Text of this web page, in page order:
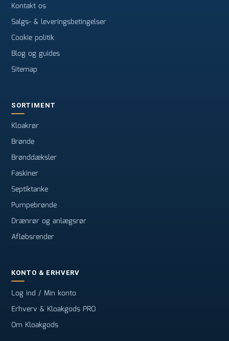
Kontakt os
Salgs- & leveringsbetingelser
Cookie politik
Blog og guides
Sitemap
SORTIMENT
Kloakrør
Brønde
Brønddæksler
Faskiner
Septiktanke
Pumpebrønde
Drænrør og anlægsrør
Afløbsrender
KONTO & ERHVERV
Log ind / Min konto
Erhverv & Kloakgods PRO
Om Kloakgods